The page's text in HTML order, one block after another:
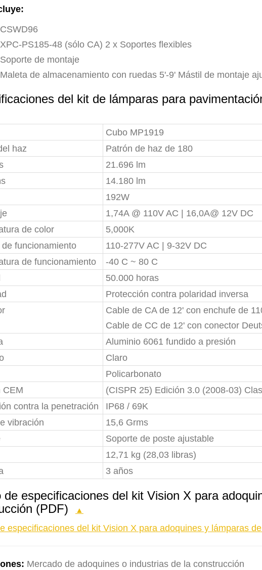
PS185-48 (sólo CA) 2 x Soportes flexibles
de montaje
de almacenamiento con ruedas 5'-9' Mástil de montaje
del kit de lámparas para
Cubo MP1919
haz
Patrón de haz de 180
21.696 lm
14.180 lm
192W
1,74A @ 110V AC | 16,0A@ 12V DC
de color
5,000K
de funcionamiento
110-277V AC | 9-32V DC
de funcionamiento
-40 C ~ 80 C
50.000 horas
Protección contra polaridad inversa
Cable de CA de 12' con enchufe de
Cable de CC de 12' con conector
Aluminio 6061 fundido a presión
Claro
Policarbonato
CEM
(CISPR 25) Edición 3.0 (2008-03)
contra la penetración
IP68 / 69K
vibración
15,6 Grms
Soporte de poste ajustable
12,71 kg (28,03 libras)
3 años
de especificaciones del kit Vision X para
(PDF)
▲
especificaciones del kit Vision X para adoquines y lámparas
Mercado de adoquines o industrias de la construcción